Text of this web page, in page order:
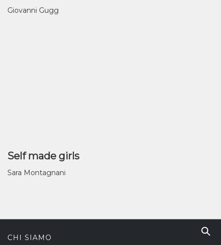
Giovanni Gugg
Self made girls
Sara Montagnani
CHI SIAMO